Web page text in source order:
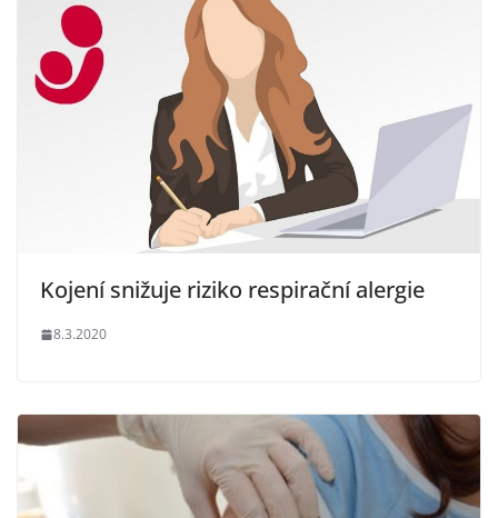
o
k
p
Kojení snižuje riziko respirační alergie
8.3.2020